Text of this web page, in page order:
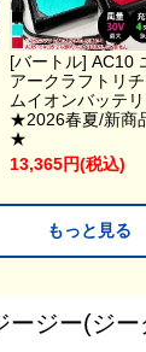
[バートル] AC10
アークラフトリチ
ムイオンバッテ
★2026春夏/新商
★
13,365円(税込)
もっと見る
ージー(ジー